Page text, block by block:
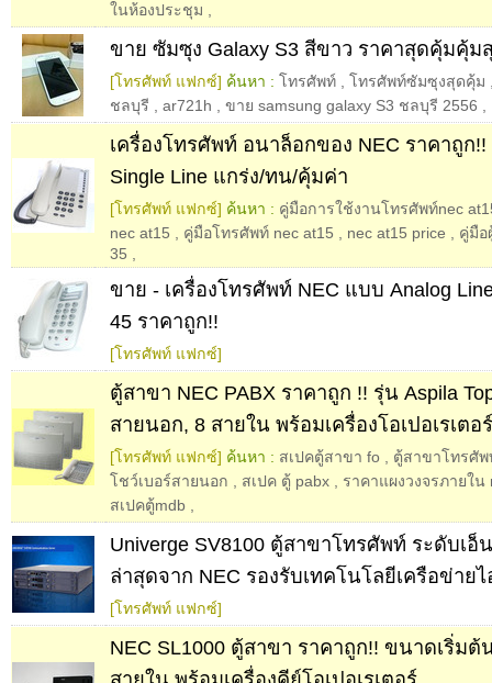
ในห้องประชุม
ขาย ซัมซุง Galaxy S3 สีขาว ราคาสุดคุ้มคุ้ม
[โทรศัพท์ แฟกซ์] ค้นหา : โทรศัพท์ โทรศัพท์ซัมซุงสุดคุ้ม
ชลบุรี
ar721h ขาย samsung galaxy S3 ชลบุรี 2556
เครื่องโทรศัพท์ อนาล็อกของ NEC ราคาถูก!!
Single Line แกร่ง/ทน/คุ้มค่า
[โทรศัพท์ แฟกซ์] ค้นหา : คู่มือการใช้งานโทรศัพท์nec
nec at15
คู่มือโทรศัพท์ nec at15 nec at15 price
คู่มือ
35
ขาย - เครื่องโทรศัพท์ NEC แบบ Analog
45 ราคาถูก!!
[โทรศัพท์ แฟกซ์]
ตู้สาขา NEC PABX ราคาถูก !! รุ่น Aspila
สายนอก, 8 สายใน พร้อมเครื่องโอเปอเรเตอร์
[โทรศัพท์ แฟกซ์] ค้นหา : สเปคตู้สาขา fo
ตู้สาขาโทรศัพ
โชว์เบอร์สายนอก
สเปค ตู้ pabx
ราคาแผงวงจรภายใน
สเปคตู้mdb
Univerge SV8100 ตู้สาขาโทรศัพท์ ระดับเอ็
ล่าสุดจาก NEC รองรับเทคโนโลยีเครือข่าย
[โทรศัพท์ แฟกซ์]
NEC SL1000 ตู้สาขา ราคาถูก!! ขนาดเริ่ม